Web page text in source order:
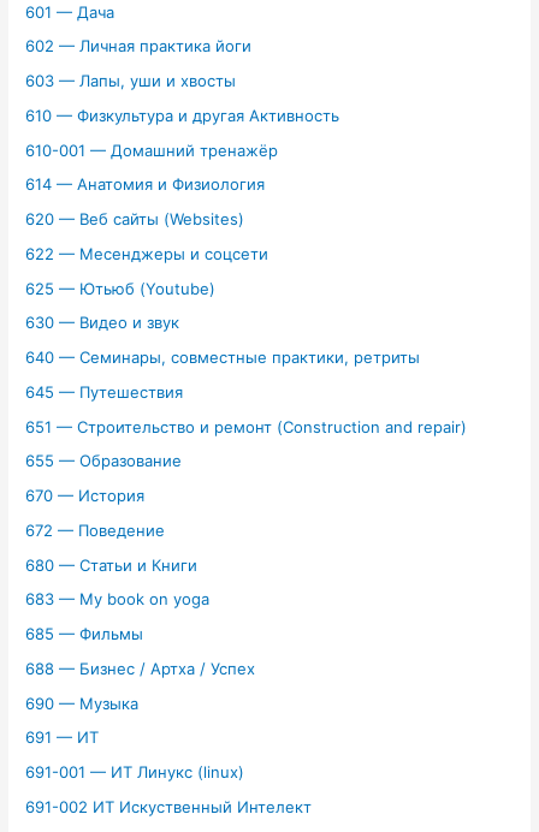
601 — Дача
602 — Личная практика йоги
603 — Лапы, уши и хвосты
610 — Физкультура и другая Активность
610-001 — Домашний тренажёр
614 — Анатомия и Физиология
620 — Веб сайты (Websites)
622 — Месенджеры и соцсети
625 — Ютьюб (Youtube)
630 — Видео и звук
640 — Семинары, совместные практики, ретриты
645 — Путешествия
651 — Строительство и ремонт (Construction and repair)
655 — Образование
670 — История
672 — Поведение
680 — Статьи и Книги
683 — My book on yoga
685 — Фильмы
688 — Бизнес / Артха / Успех
690 — Музыка
691 — ИТ
691-001 — ИТ Линукс (linux)
691-002 ИТ Искуственный Интелект